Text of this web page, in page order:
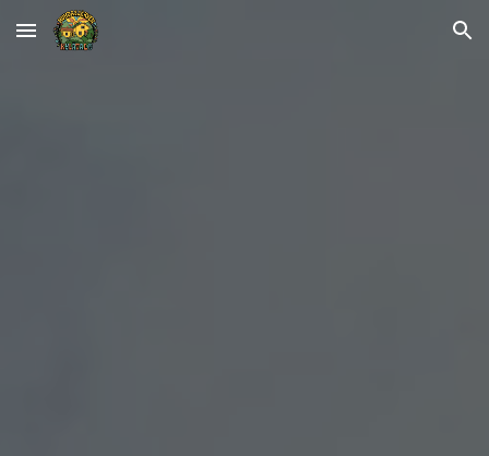
Skip to main content Skip to navigation